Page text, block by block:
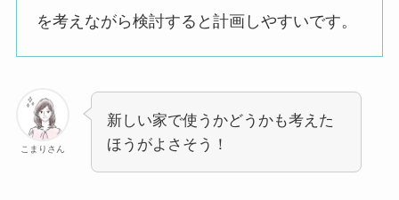
を考えながら検討すると計画しやすいです。
こまりさん
新しい家で使うかどうかも考えた
ほうがよさそう！